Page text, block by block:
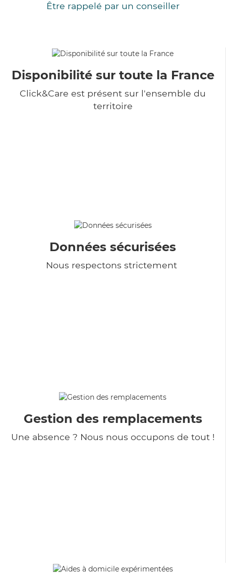
Être rappelé par un conseiller
Disponibilité sur toute la France
Click&Care est présent sur l'ensemble du
territoire
Données sécurisées
Nous respectons strictement
Gestion des remplacements
Une absence ? Nous nous occupons de tout !